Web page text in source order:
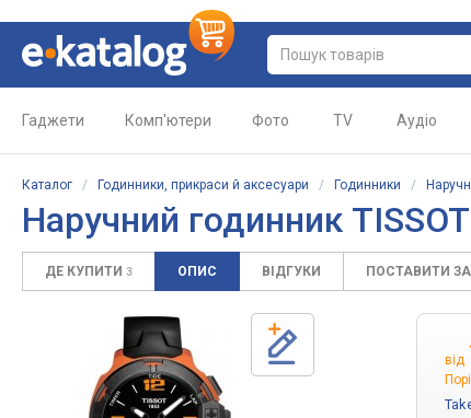
Гаджети Комп'ютери Фото TV Аудіо
Каталог / Годинники, прикраси й аксесуари / Годинники /
Наручний годинник
ДЕ КУПИТИ 3 ОПИС ВІДГУКИ ПОСТАВИТИ
від